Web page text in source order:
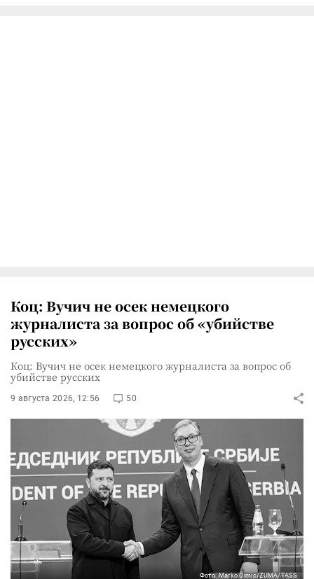
Коц: Вучич не осек немецкого
журналиста за вопрос об «убийстве
русских»
Коц: Вучич не осек немецкого журналиста за вопрос об
убийстве русских
9 августа 2026, 12:56 50
Фото: Marko Dimic/ZUMA/TASS